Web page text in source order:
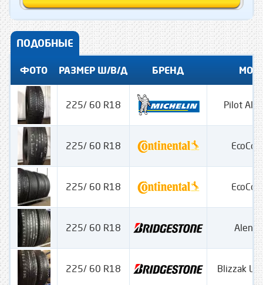
ПОДОБНЫЕ
ФОТО РАЗМЕР Ш/В/Д БРЕНД
225/ 60 R18 Pilot
225/ 60 R18
225/ 60 R18
225/ 60 R18
225/ 60 R18 Blizzak